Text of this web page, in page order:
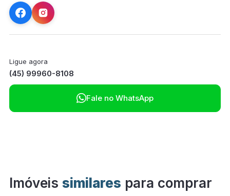
Ligue agora
(45) 99960-8108
Fale no WhatsApp
Imóveis similares para comprar